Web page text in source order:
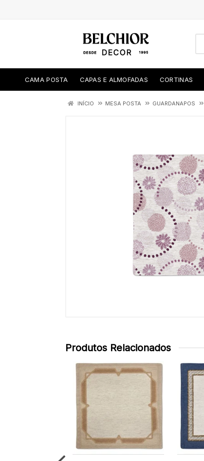
CAMA POSTA CAPAS E ALMOFADAS CORTINAS
INÍCIO MESA POSTA GUARDANAPOS
Produtos Relacionados